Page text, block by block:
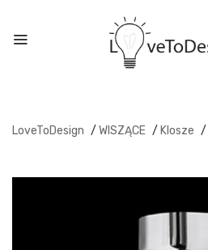
LoveToDesign / WISZĄCE / Klosze /